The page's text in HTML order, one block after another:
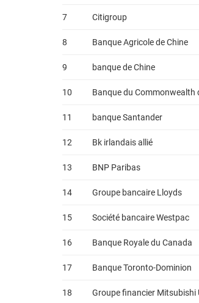
7 Citigroup
8 Banque Agricole de Chine
9 banque de Chine
10 Banque du Commonwealth
11 banque Santander
12 Bk irlandais allié
13 BNP Paribas
14 Groupe bancaire Lloyds
15 Société bancaire Westpac
16 Banque Royale du Canada
17 Banque Toronto-Dominion
18 Groupe financier Mitsubishi